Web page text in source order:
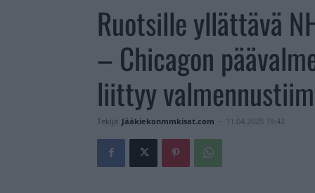
Ruotsille yllättävä
– Chicagon
liittyy
Tekijä Jääkiekonmmkisat.com - 11.04.2025 19:42